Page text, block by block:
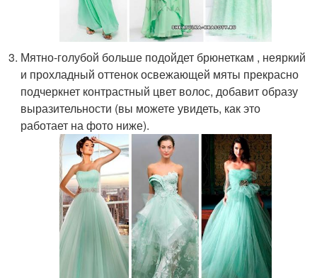
Мятно-голубой больше подойдет брюнеткам , неяркий
и прохладный оттенок освежающей мяты прекрасно
подчеркнет контрастный цвет волос, добавит образу
выразительности (вы можете увидеть, как это
работает на фото ниже).